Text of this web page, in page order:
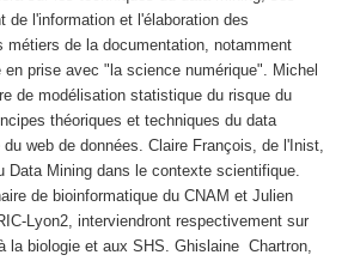
de l'information et l'élaboration des
métiers de la documentation, notamment
en prise avec "la science numérique". Michel
de modélisation statistique du risque du
théoriques et techniques du data
web de données. Claire François, de l'Inist,
Data Mining dans le contexte scientifique.
de bioinformatique du CNAM et Julien
Lyon2, interviendront respectivement sur
la biologie et aux SHS. Ghislaine Chartron,